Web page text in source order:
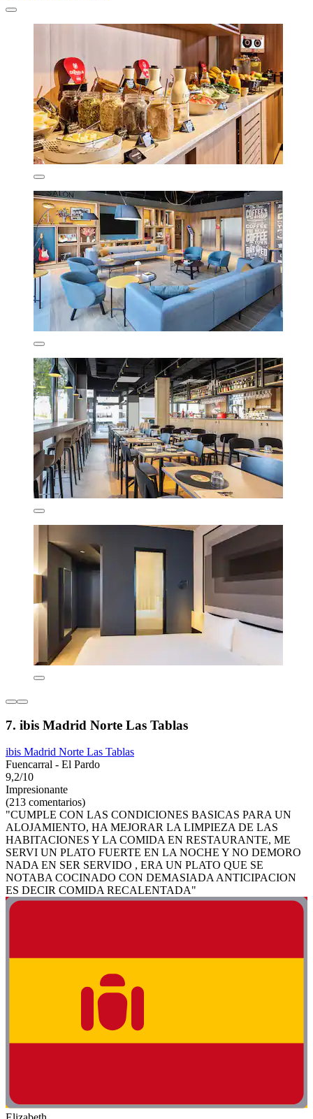
7. ibis Madrid Norte Las Tablas
ibis Madrid Norte Las Tablas
Fuencarral - El Pardo
9,2/10
Impresionante
(213 comentarios)
"CUMPLE CON LAS CONDICIONES BASICAS PARA UN
ALOJAMIENTO, HA MEJORAR LA LIMPIEZA DE LAS
HABITACIONES Y LA COMIDA EN RESTAURANTE, ME
SERVI UN PLATO FUERTE EN LA NOCHE Y NO DEMORO
NADA EN SER SERVIDO , ERA UN PLATO QUE SE
NOTABA COCINADO CON DEMASIADA ANTICIPACION
ES DECIR COMIDA RECALENTADA"